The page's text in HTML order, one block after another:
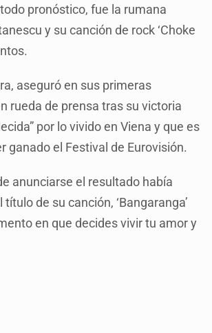
pronóstico, fue la rumana
y su canción de rock ‘Choke
aseguró en sus primeras
rueda de prensa tras su victoria
por lo vivido en Viena y que es
ganado el Festival de Eurovisión.
anunciarse el resultado había
de su canción, ‘Bangaranga’
en que decides vivir tu amor y